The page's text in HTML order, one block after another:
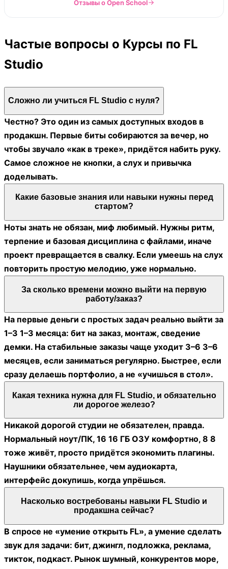
Отзывы о Open School
Частые вопросы о Курсы по FL
Studio
Сложно ли учиться FL Studio с нуля?
Честно? Это один из самых доступных входов в
продакшн. Первые биты собираются за вечер, но
чтобы звучало «как в треке», придётся набить руку.
Самое сложное не кнопки, а слух и привычка
доделывать.
Какие базовые знания или навыки нужны перед
стартом?
Ноты знать не обязан, миф любимый. Нужны ритм,
терпение и базовая дисциплина с файлами, иначе
проект превращается в свалку. Если умеешь на слух
повторить простую мелодию, уже нормально.
За сколько времени можно выйти на первую
работу/заказ?
На первые деньги с простых задач реально выйти за
1–3 1–3 месяца: бит на заказ, монтаж, сведение
демки. На стабильные заказы чаще уходит 3–6 3–6
месяцев, если заниматься регулярно. Быстрее, если
сразу делаешь портфолио, а не «учишься в стол».
Какая техника нужна для FL Studio, и обязательно
ли дорогое железо?
Никакой дорогой студии не обязателен, правда.
Нормальный ноут/ПК, 16 16 ГБ ОЗУ комфортно, 8 8
тоже живёт, просто придётся экономить плагины.
Наушники обязательнее, чем аудиокарта,
интерфейс докупишь, когда упрёшься.
Насколько востребованы навыки FL Studio и
продакшна сейчас?
В спросе не «умение открыть FL», а умение сделать
звук для задачи: бит, джингл, подложка, реклама,
тикток, подкаст. Рынок шумный, конкурентов море,